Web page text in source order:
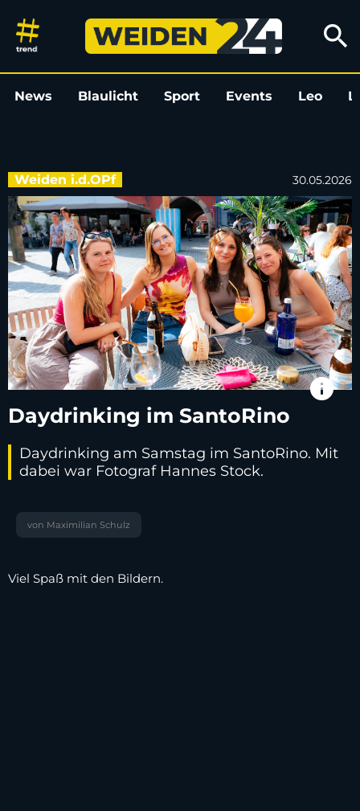
Daydrinking im SantoRino |
search
News Blaulicht Sport Events Leo
Weiden i.d.OPf 30.05.2026
info
Daydrinking im SantoRino
Daydrinking am Samstag im SantoRino. Mit
dabei war Fotograf Hannes Stock.
von Maximilian Schulz
Viel Spaß mit den Bildern.